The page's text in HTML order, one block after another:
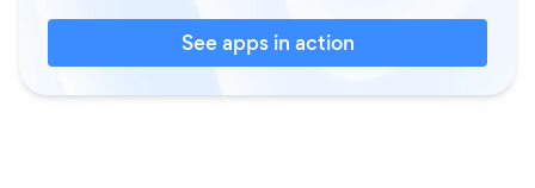
See apps in action